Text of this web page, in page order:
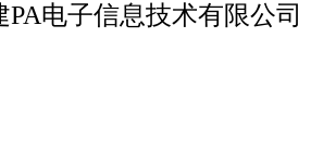
PA电子信息技术有限公司